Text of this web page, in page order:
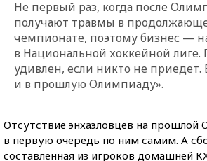
Не первый раз, когда после
получают травмы в
чемпионате, поэтому бизнес —
в Национальной хоккейной лиге.
удивлен, если никто не приедет.
и в прошлую Олимпиаду».
Отсутствие энхаэловцев на прошлой
в первую очередь по ним самим. А
составленная из игроков домашней